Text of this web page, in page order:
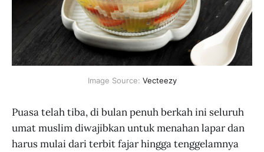
Image Source: Vecteezy
Puasa telah tiba, di bulan penuh berkah ini seluruh
umat muslim diwajibkan untuk menahan lapar dan
harus mulai dari terbit fajar hingga tenggelamnya